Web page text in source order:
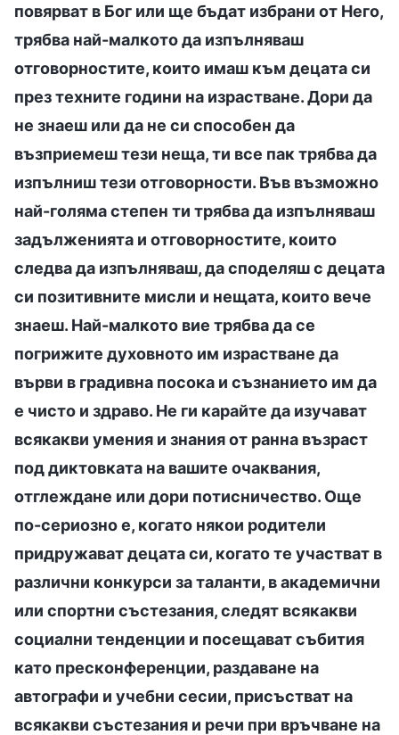
повярват в Бог или ще бъдат избрани от Него,
трябва най-малкото да изпълняваш
отговорностите, които имаш към децата си
през техните години на израстване. Дори да
не знаеш или да не си способен да
възприемеш тези неща, ти все пак трябва да
изпълниш тези отговорности. Във възможно
най-голяма степен ти трябва да изпълняваш
задълженията и отговорностите, които
следва да изпълняваш, да споделяш с децата
си позитивните мисли и нещата, които вече
знаеш. Най-малкото вие трябва да се
погрижите духовното им израстване да
върви в градивна посока и съзнанието им да
е чисто и здраво. Не ги карайте да изучават
всякакви умения и знания от ранна възраст
под диктовката на вашите очаквания,
отглеждане или дори потисничество. Още
по-сериозно е, когато някои родители
придружават децата си, когато те участват в
различни конкурси за таланти, в академични
или спортни състезания, следят всякакви
социални тенденции и посещават събития
като пресконференции, раздаване на
автографи и учебни сесии, присъстват на
всякакви състезания и речи при връчване на